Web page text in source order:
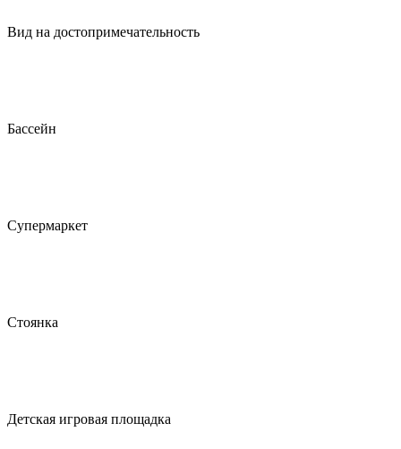
Вид на достопримечательность
Бассейн
Супермаркет
Стоянка
Детская игровая площадка